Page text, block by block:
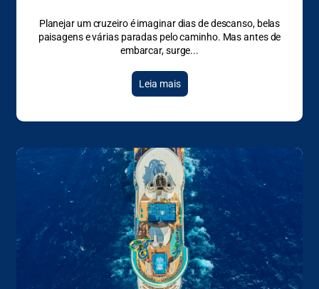
Planejar um cruzeiro é imaginar dias de descanso, belas
paisagens e várias paradas pelo caminho. Mas antes de
embarcar, surge
Leia mais